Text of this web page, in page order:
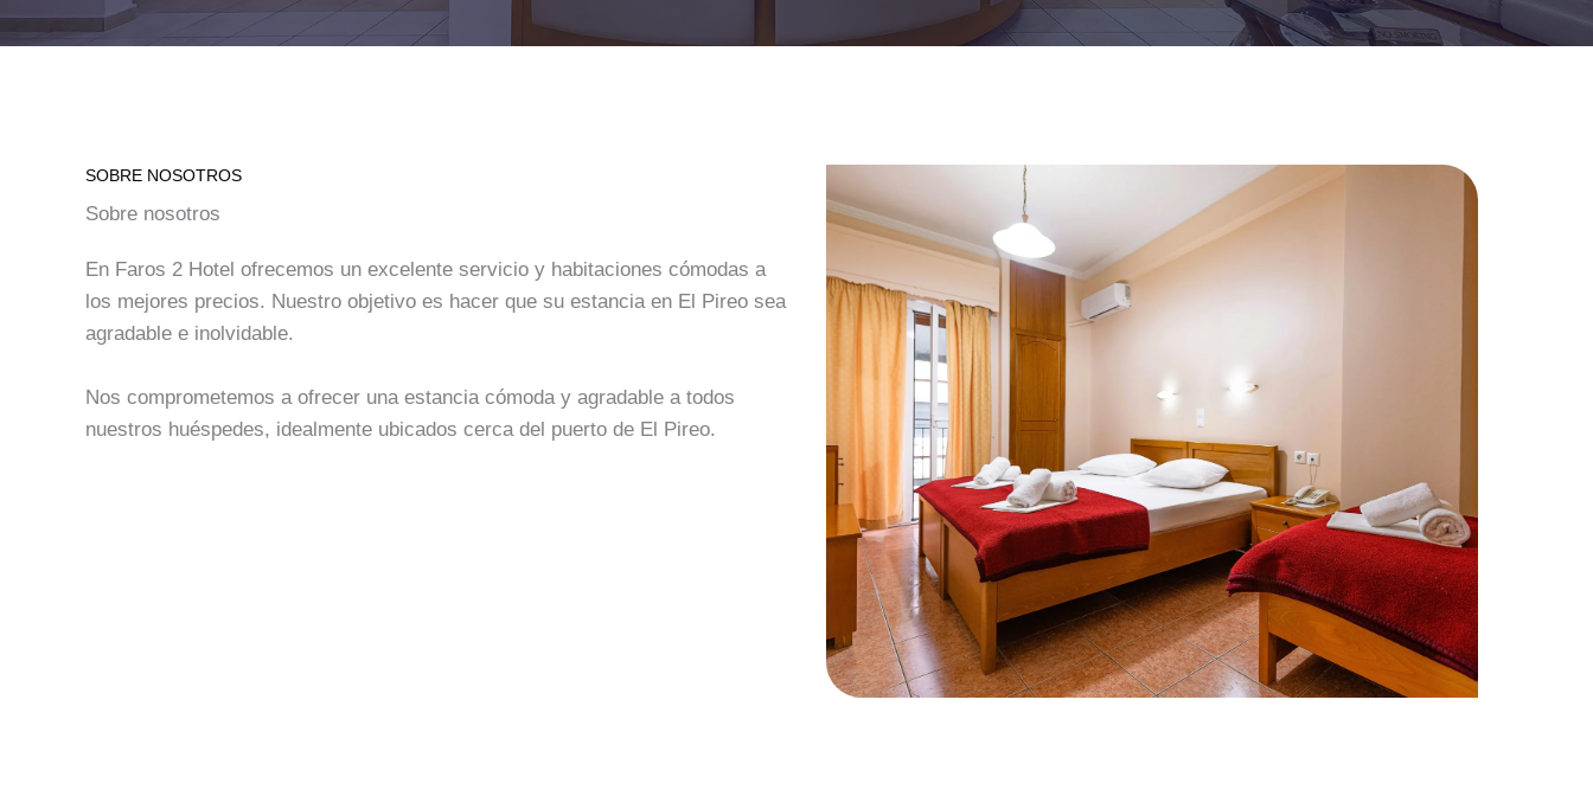
SOBRE NOSOTROS
Sobre nosotros
En Faros 2 Hotel ofrecemos un excelente servicio y habitaciones cómodas a
los mejores precios. Nuestro objetivo es hacer que su estancia en El Pireo sea
agradable e inolvidable.
Nos comprometemos a ofrecer una estancia cómoda y agradable a todos
nuestros huéspedes, idealmente ubicados cerca del puerto de El Pireo.